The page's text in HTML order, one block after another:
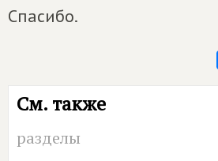
Спасибо.
См. также
разделы